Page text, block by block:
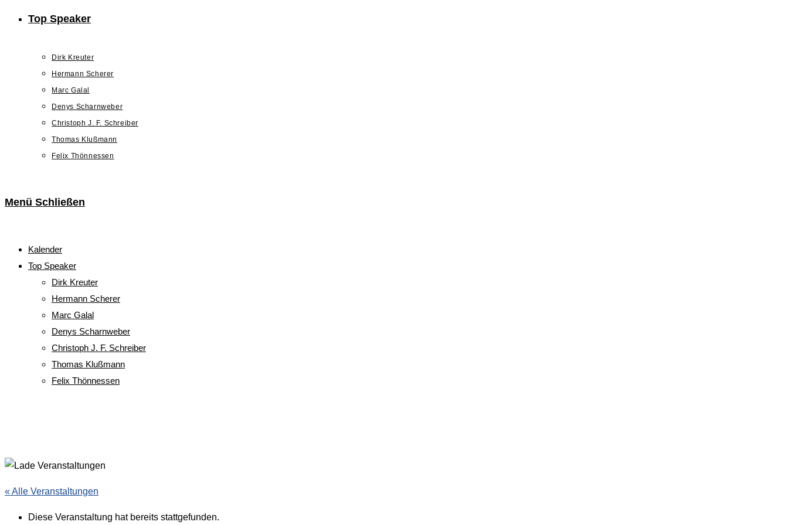
Top Speaker
Dirk Kreuter
Hermann Scherer
Marc Galal
Denys Scharnweber
Christoph J. F. Schreiber
Thomas Klußmann
Felix Thönnessen
Menü Schließen
Kalender
Top Speaker
Dirk Kreuter
Hermann Scherer
Marc Galal
Denys Scharnweber
Christoph J. F. Schreiber
Thomas Klußmann
Felix Thönnessen
« Alle Veranstaltungen
Diese Veranstaltung hat bereits stattgefunden.